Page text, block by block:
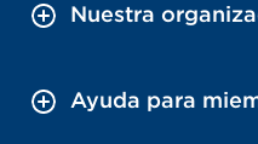
Nuestra
Ayuda para